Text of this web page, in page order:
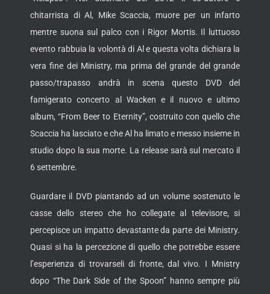
chitarrista di Al, Mike Scaccia, muore per un infarto
mentre suona sul palco con i Rigor Mortis. Il luttuoso
evento rabbuia la volontà di Al e questa volta dichiara la
vera fine dei Ministry, ma prima del grande del grande
passo/trapasso andrà in scena questo DVD del
famigerato concerto al Wacken e il nuovo e ultimo
album, “From Beer to Eternity”, costruito con quello che
Scaccia ha lasciato e che Al ha limato e messo insieme in
studio dopo la sua morte. La release sarà sul mercato il
6 settembre.
Guardare il DVD piantando ad un volume sostenuto le
casse dello stereo che ho collegate al televisore, si
percepisce un impatto devastante da parte dei Ministry.
Quasi si ha la percezione di quello che potrebbe essere
l’esperienza di trovarseli di fronte, dal vivo. I Mnistry
dopo “The Dark Side of the Spoon” hanno sempre più